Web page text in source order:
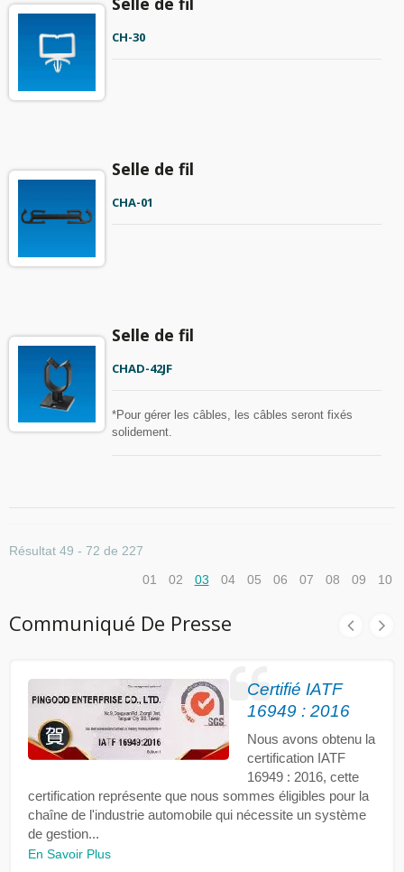
CH-30
Selle de fil
CHA-01
Selle de fil
CHAD-42JF
*Pour gérer les câbles, les câbles seront fixés
solidement.
Résultat 49 - 72 de 227
01 02 03 04 05 06 07 08 09 10
Communiqué De Presse
Certifié IATF
16949 : 2016
Nous avons obtenu la
certification IATF
16949 : 2016, cette
certification représente que nous sommes éligibles pour la
chaîne de l'industrie automobile qui nécessite un système
de gestion...
En Savoir Plus